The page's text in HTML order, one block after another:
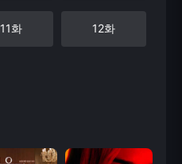
11화 12화